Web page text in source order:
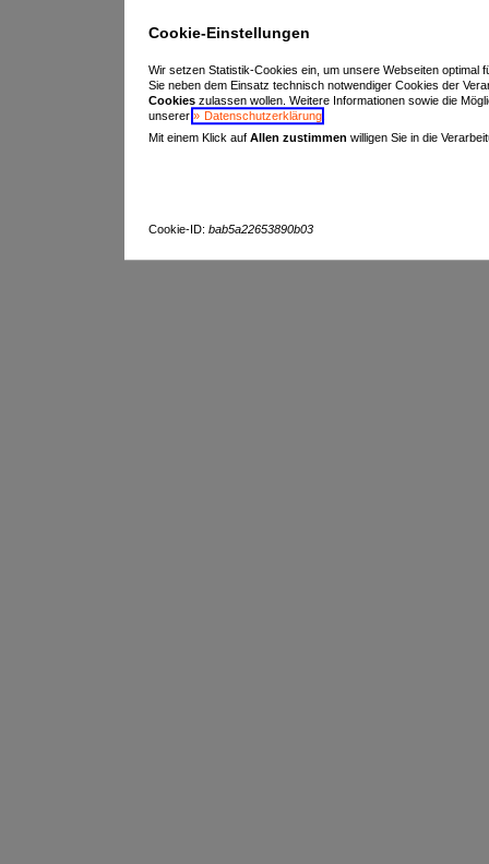
Cookie-Einstellungen
Wir setzen Statistik-Cookies ein, um unsere Webseiten
Sie neben dem Einsatz technisch notwendiger Cookies der
Cookieszulassen wollen. Weitere Informationen sowie die
unserer
Datenschutzerklärung.
Mit einem Klick auf Allen zustimmen willigen Sie in die
Cookie-ID: bab5a22653890b03